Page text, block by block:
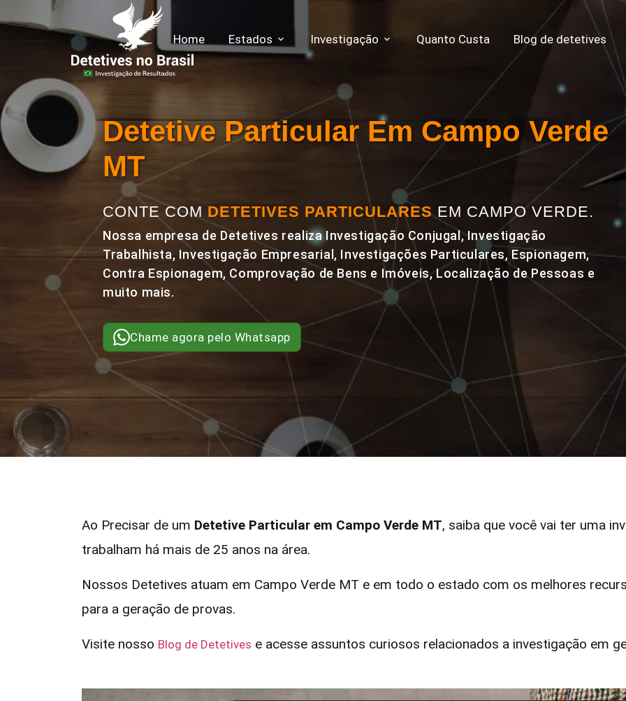
Home Estados Investigação Quanto Custa Blog de detetives
Detetive Particular Em Campo Verde
MT
CONTE COM DETETIVES PARTICULARESEM CAMPO VERDE.
Nossa empresa de Detetives realiza Investigação Conjugal, Investigação
Trabalhista, Investigação Empresarial, Investigações Particulares, Espionagem,
Contra Espionagem, Comprovação de Bens e Imóveis, Localização de Pessoas e
muito mais.
Chame agora pelo Whatsapp
Ao Precisar de um Detetive Particular em Campo Verde MT, saiba que você vai ter uma
trabalham há mais de 25 anos na área.
Nossos Detetives atuam em Campo Verde MT e em todo o estado com os melhores
para a geração de provas.
Visite nosso Blog de Detetives e acesse assuntos curiosos relacionados a investigação em